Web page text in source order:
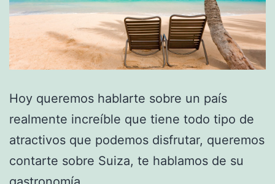
Hoy queremos hablarte sobre un país
realmente increíble que tiene todo tipo de
atractivos que podemos disfrutar, queremos
contarte sobre Suiza, te hablamos de su